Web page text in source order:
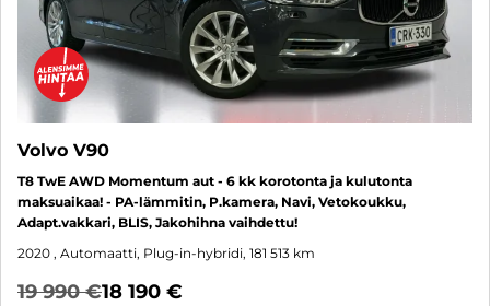
Volvo V90
T8 TwE AWD Momentum aut - 6 kk korotonta ja kulutonta
maksuaikaa! - PA-lämmitin, P.kamera, Navi, Vetokoukku,
Adapt.vakkari, BLIS, Jakohihna vaihdettu!
2020 , Automaatti, Plug-in-hybridi, 181 513 km
19 990 €18 190 €